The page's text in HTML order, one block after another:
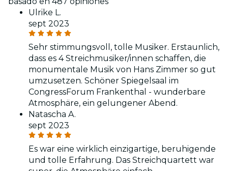
Ulrike L.
sept 2023
Sehr stimmungsvoll, tolle Musiker. Erstaunlich,
dass es 4 Streichmusiker/innen schaffen, die
monumentale Musik von Hans Zimmer so gut
umzusetzen. Schöner Spiegelsaal im
CongressForum Frankenthal - wunderbare
Atmosphäre, ein gelungener Abend.
Natascha A.
sept 2023
Es war eine wirklich einzigartige, beruhigende
und tolle Erfahrung. Das Streichquartett war